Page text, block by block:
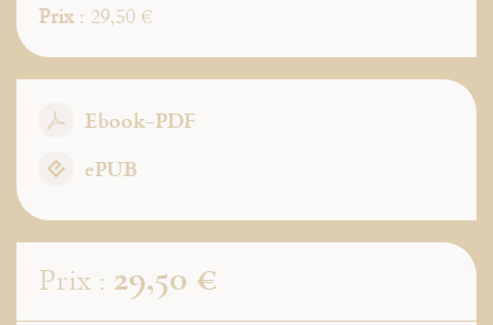
Prix: 29,50 €
Ebook-PDF
ePUB
Prix : 29,50 €